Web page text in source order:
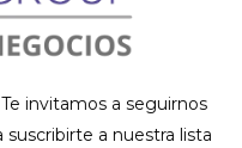
invitamos a seguirnos
a nuestra lista